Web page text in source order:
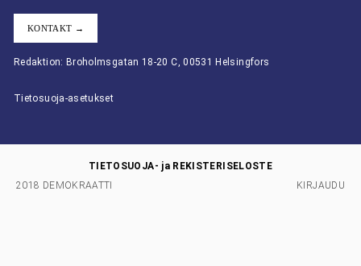
KONTAKT →
Redaktion: Broholmsgatan 18-20 C, 00531 Helsingfors
Tietosuoja-asetukset
2018 DEMOKRAATTI
TIETOSUOJA- ja REKISTERISELOSTE
KIRJAUDU